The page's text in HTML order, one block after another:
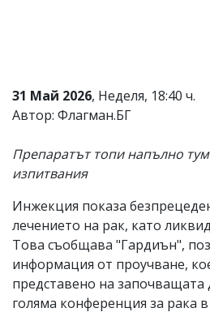
от
читателите
и
не
носи
отговорност
тях!
Ако
обиден
за
вас
коментар,
моля
31 Май 2026, Неделя, 18:40 ч.
Автор: Флагман.БГ
Препаратът топи напълно
изпитвания
Инжекция показа
лечението на рак, като
Това съобщава "Гардиън",
информация от проучване,
представено на започващата
голяма конференция за рака в